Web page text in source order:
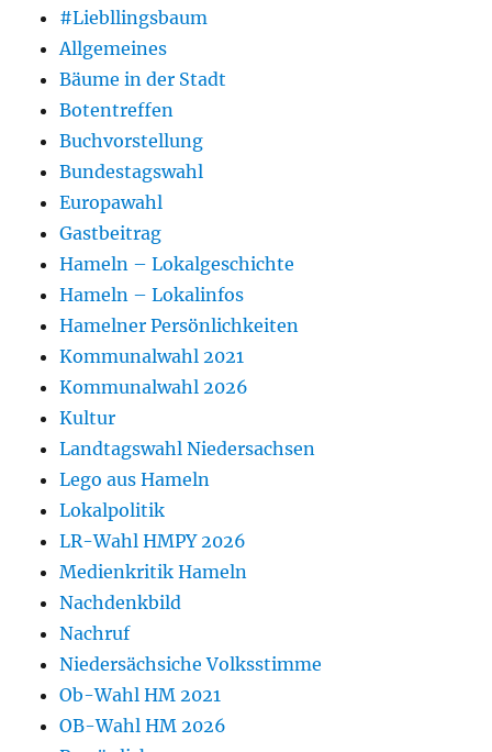
#Liebllingsbaum
Allgemeines
Bäume in der Stadt
Botentreffen
Buchvorstellung
Bundestagswahl
Europawahl
Gastbeitrag
Hameln – Lokalgeschichte
Hameln – Lokalinfos
Hamelner Persönlichkeiten
Kommunalwahl 2021
Kommunalwahl 2026
Kultur
Landtagswahl Niedersachsen
Lego aus Hameln
Lokalpolitik
LR-Wahl HMPY 2026
Medienkritik Hameln
Nachdenkbild
Nachruf
Niedersächsiche Volksstimme
Ob-Wahl HM 2021
OB-Wahl HM 2026